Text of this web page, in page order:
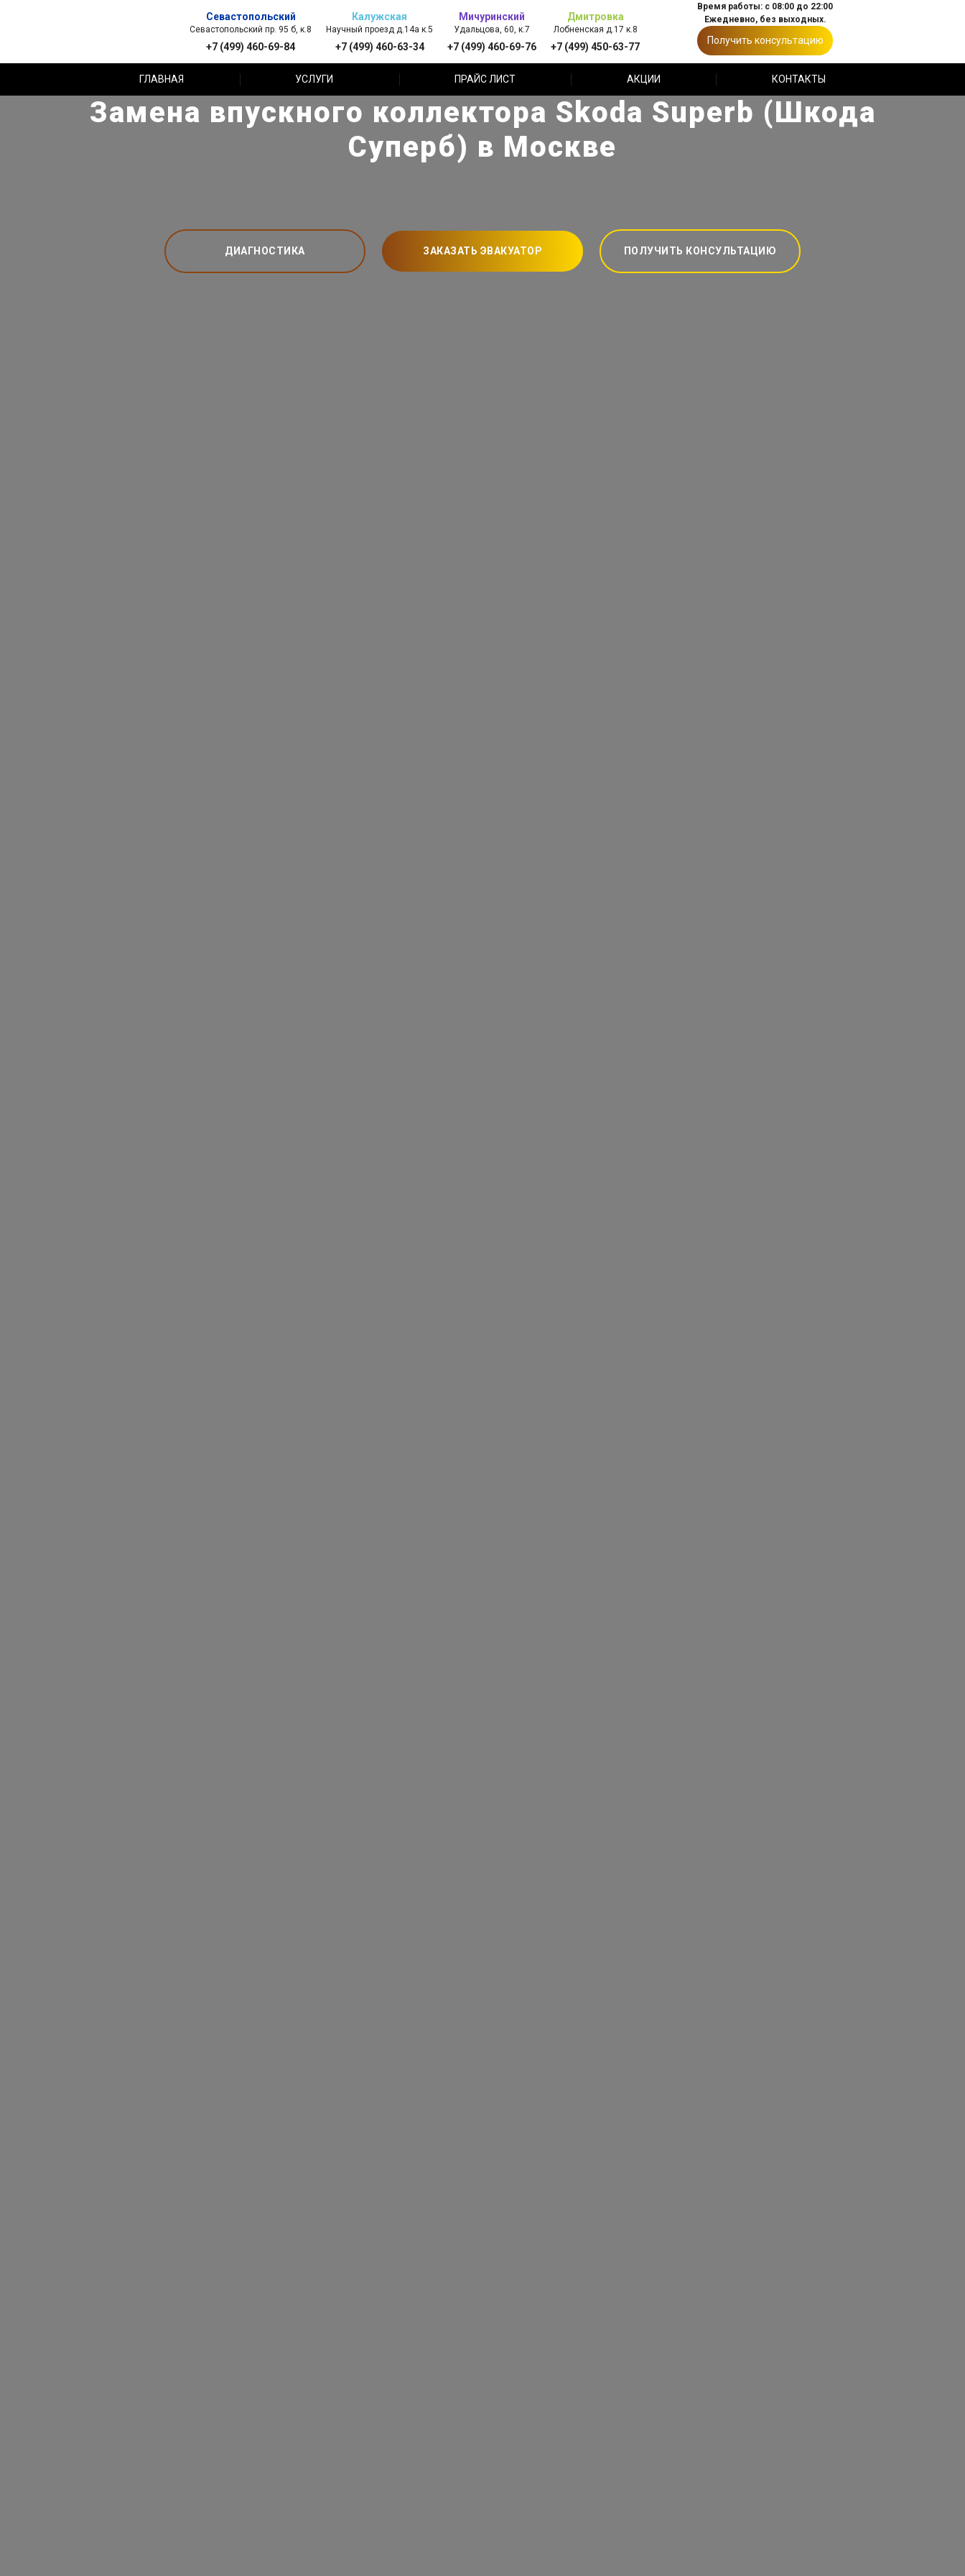
Севастопольский
Севастопольский пр. 95 б, к.8
+7 (499) 460-69-84
Калужская
Научный проезд д.14а к.5
+7 (499) 460-63-34
Мичуринский
Удальцова, 60, к.7
+7 (499) 460-69-76
Дмитровка
Лобненская д.17 к.8
+7 (499) 450-63-77
Время работы: с 08:00 до 22:00
Ежедневно, без выходных.
Получить консультацию
ГЛАВНАЯ УСЛУГИ ПРАЙС ЛИСТ АКЦИИ КОНТАКТЫ
Замена впускного коллектора Skoda Superb (Шкода
Суперб) в Москве
ДИАГНОСТИКА ЗАКАЗАТЬ ЭВАКУАТОР ПОЛУЧИТЬ КОНСУЛЬТАЦИЮ